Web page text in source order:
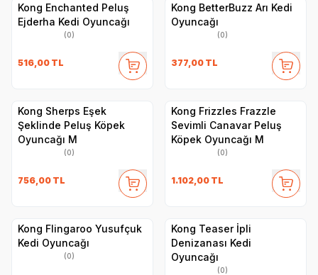
Kong Enchanted Peluş
Ejderha Kedi Oyuncağı
(0)
516,00 TL
Kong BetterBuzz Arı Kedi
Oyuncağı
(0)
377,00 TL
Kong Sherps Eşek
Şeklinde Peluş Köpek
Oyuncağı M
(0)
756,00 TL
Kong Frizzles Frazzle
Sevimli Canavar Peluş
Köpek Oyuncağı M
(0)
1.102,00 TL
Kong Flingaroo Yusufçuk
Kedi Oyuncağı
(0)
Kong Teaser İpli
Denizanası Kedi
Oyuncağı
(0)